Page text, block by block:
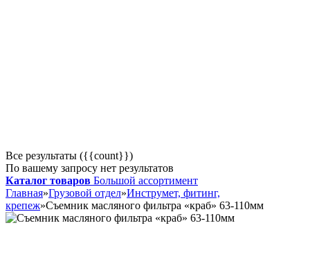
Все результаты ({{count}})
По вашему запросу нет результатов
Каталог товаров Большой ассортимент
Главная»Грузовой отдел»Инструмет, фитинг,
крепеж»Съемник масляного фильтра «краб» 63-110мм